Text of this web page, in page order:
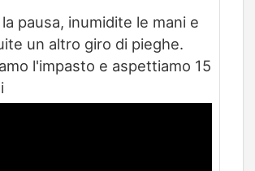
pausa, inumidite le mani e
un altro giro di pieghe.
l'impasto e aspettiamo 15